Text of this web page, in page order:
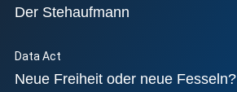
Der Stehaufmann
Data Act
Neue Freiheit oder neue Fesseln?